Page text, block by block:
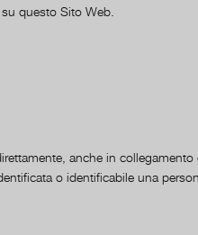
questo Sito Web.
anche in collegamento
o identificabile una